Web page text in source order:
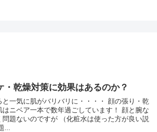
・乾燥対策に効果はあるのか？
一気に肌がバリバリに・・・・ 顔の張り・乾
ニベア一本で数年過ごしています！ 顔と腕な
問題ないのですが （化粧水は使った方が良い説